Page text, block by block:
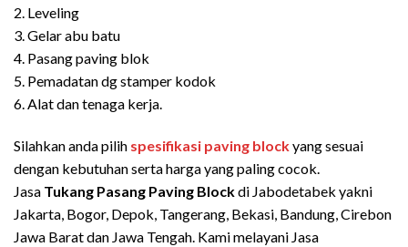
2. Leveling
3. Gelar abu batu
4. Pasang paving blok
5. Pemadatan dg stamper kodok
6. Alat dan tenaga kerja.
Silahkan anda pilih spesifikasi paving blockyang sesuai
dengan kebutuhan serta harga yang paling cocok.
Jasa Tukang Pasang Paving Blockdi Jabodetabek yakni
Jakarta, Bogor, Depok, Tangerang, Bekasi, Bandung, Cirebon
Jawa Barat dan Jawa Tengah. Kami melayani Jasa